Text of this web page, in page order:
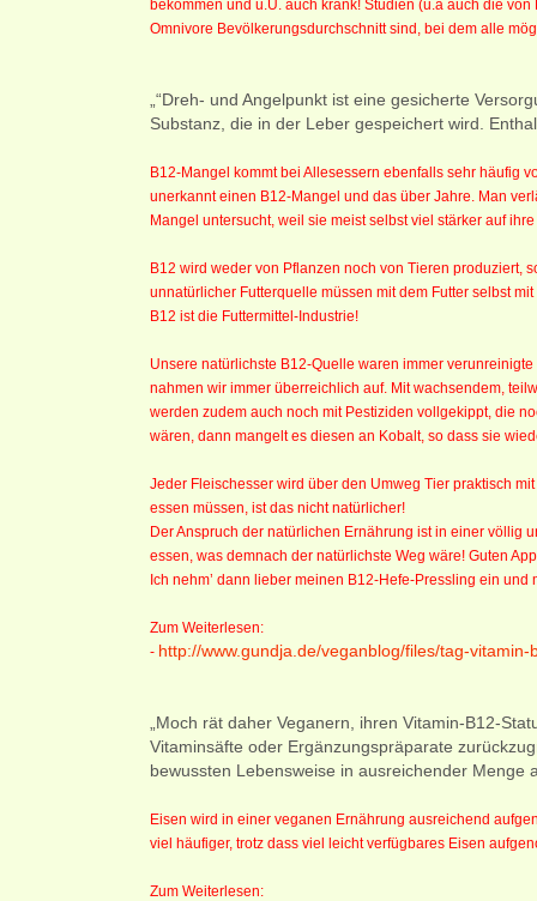
bekommen und u.U. auch krank! Studien (u.a auch die
Omnivore Bevölkerungsdurchschnitt sind, bei dem alle
„“Dreh- und Angelpunkt ist eine gesicherte
Substanz, die in der Leber gespeichert wird.
B12-Mangel kommt bei Allesessern ebenfalls sehr häufig
unerkannt einen B12-Mangel und das über Jahre. Man
Mangel untersucht, weil sie meist selbst viel stärker auf
B12 wird weder von Pflanzen noch von Tieren produziert,
unnatürlicher Futterquelle müssen mit dem Futter selbst
B12 ist die Futtermittel-Industrie!
Unsere natürlichste B12-Quelle waren immer
nahmen wir immer überreichlich auf. Mit wachsendem,
werden zudem auch noch mit Pestiziden vollgekippt, die
wären, dann mangelt es diesen an Kobalt, so dass sie
Jeder Fleischesser wird über den Umweg Tier praktisch
essen müssen, ist das nicht natürlicher!
Der Anspruch der natürlichen Ernährung ist in einer völlig
essen, was demnach der natürlichste Weg wäre! Guten
Ich nehm’ dann lieber meinen B12-Hefe-Pressling ein
Zum Weiterlesen:
- http://www.gundja.de/veganblog/files/tag-vitamin-
„Moch rät daher Veganern, ihren Vitamin-B12-
Vitaminsäfte oder Ergänzungspräparate
bewussten Lebensweise in ausreichender Menge
Eisen wird in einer veganen Ernährung ausreichend
viel häufiger, trotz dass viel leicht verfügbares Eisen
Zum Weiterlesen: